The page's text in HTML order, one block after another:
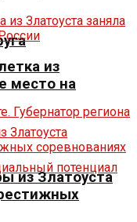
из
место на
из Златоуста